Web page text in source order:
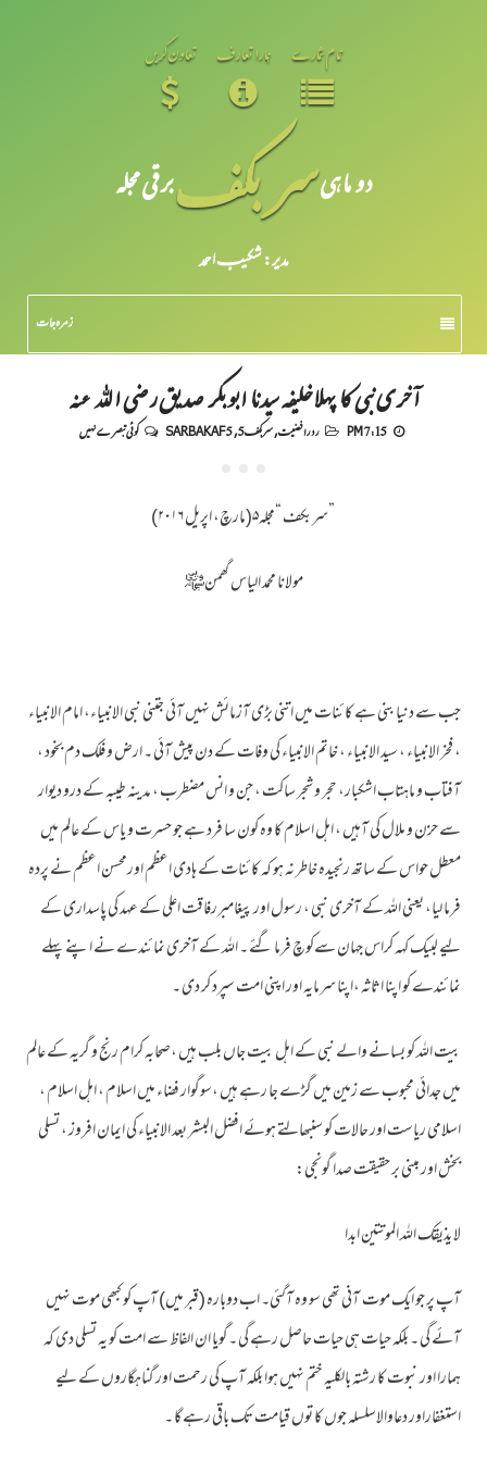
تمام شمارے ہمارا تعارف تعاون کریں
دو ماہیسر بکفبرقی مجلہ
مدیر: شکیبـ احمد
زمرہ جات
آخری نبی کا پہلاخلیفہ سیدنا ابو بکر صدیق رضی اللہ عنہ
7:15 PM رد رافضیت,سربکف5 ,
SARBAKAF 5 کوئی تبصرے نہیں
”سربکف “مجلہ۵(مارچ، اپریل ۲۰۱۶)
مولانا محمد الیاس گھمن﷾
جب سے دنیا بنی ہے کائنات میں اتنی بڑی آزمائش نہیں آئی جتنی نبی الانبیاء، امام الانبیاء
، فخر الانبیاء ، سید الانبیاء ، خاتم الانبیاء کی وفات کے دن پیش آئی ۔ ارض و فلک دم بخود ،
آفتاب و ماہتاب اشکبار، حجر و شجر ساکت ، جن و انس مضطرب ، مدینہ طیبہ کے درو دیوار
سے حزن و ملال کی آہیں ، اہل اسلام کا وہ کون سا فرد ہے جو حسرت و یاس کے عالم میں
معطل حواس کے ساتھ رنجیدہ خاطر نہ ہو کہ کائنات کے ہادی اعظم اورمحسن اعظم نے پردہ
فرما لیا، یعنی اللہ کے آخری نبی ، رسول اور پیغامبررفاقت اعلی کے عہد کی پاسداری کے
لیے لبیک کہہ کراس جہان سےکوچ فرما گئے ۔ اللہ کے آخری نمائندے نے اپنے پہلے
نمائندے کو اپنا اثاثہ ،اپنا سرمایہ اور اپنی امت سپرد کر دی ۔
بیت اللہ کو بسانے والے نبی کے اہل بیت جاں بلب ہیں ،صحابہ کرام رنج و گریہ کے عالم
میں جدائی محبوب سے زمین میں گڑے جا رہے ہیں ،سوگوار فضاء میں اسلام ، اہل اسلام ،
اسلامی ریاست اور حالات کو سنبھالتے ہوئے افضل البشر بعد الانبیاء کی ایمان افروز ، تسلی
بخش اور مبنی بر حقیقت صدا گونجی:
لا یذیقک اللہ الموتتین ابدا
آپ پر جو ایک موت آنی تھی سو وہ آگئی۔ اب دوبارہ (قبر میں) آپ کو کبھی موت نہیں
آئے گی ۔ بلکہ حیات ہی حیات حاصل رہے گی ۔گویا ان الفاظ سے امت کو یہ تسلی دی کہ
ہمارا اور نبوت کا رشتہ بالکلیہ ختم نہیں ہوا بلکہ آپ کی رحمت اور گناہگاروں کے لیے
استغفاراور دعاوالاسلسلہ جوں کا توں قیامت تک باقی رہے گا ۔